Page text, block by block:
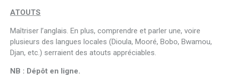
ATOUTS
Maîtriser l’anglais. En plus, comprendre et parler une, voire
plusieurs des langues locales (Dioula, Mooré, Bobo, Bwamou,
Djan, etc.) serraient des atouts appréciables.
NB : Dépôt en ligne.